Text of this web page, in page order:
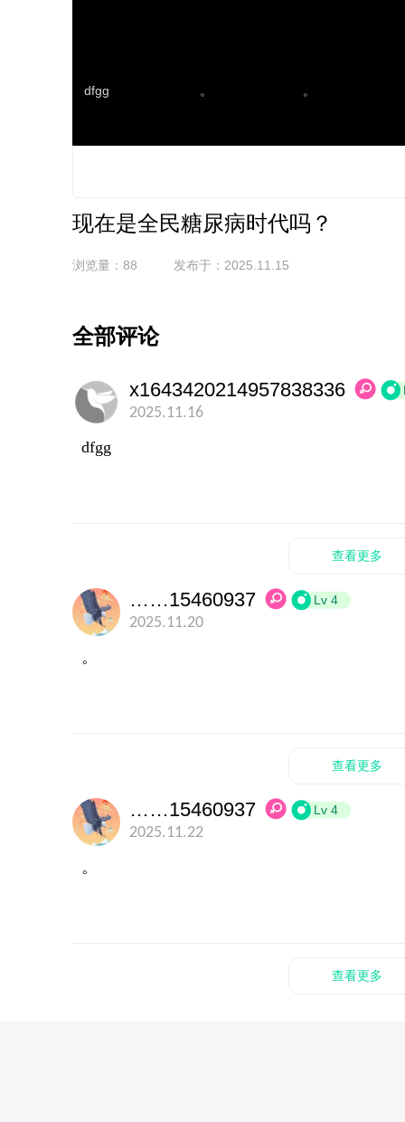
dfgg 。 。
现在是全民糖尿病时代吗？
浏览量：88 发布于：2025.11.15
全部评论
x1643420214957838336
2025.11.16
dfgg
查看更多
……15460937 Lv 4
2025.11.20
。
查看更多
……15460937 Lv 4
2025.11.22
。
查看更多